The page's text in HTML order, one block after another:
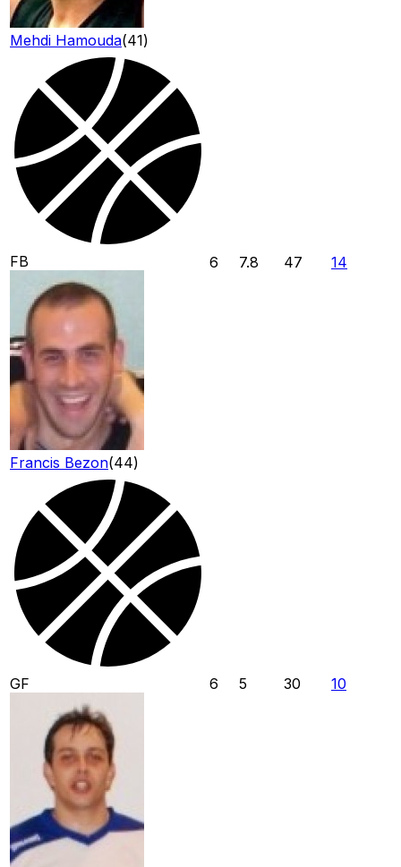
Mehdi Hamouda(41)
FB
Francis Bezon(44)
6 7.8 47 14
GF 6 5 30 10